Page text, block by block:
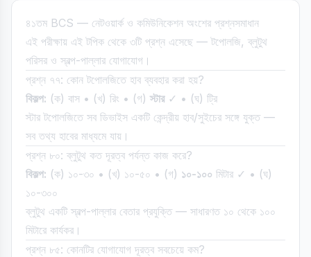
৪১তম BCS — নেটওয়ার্ক ও কমিউনিকেশন অংশের প্রশ্নসমাধান
এই পরীক্ষায় এই টপিক থেকে ৩টি প্রশ্ন এসেছে — টপোলজি, ব্লুটুথ
পরিসর ও স্বল্প-পাল্লার যোগাযোগ।
প্রশ্ন ৭৭: কোন টপোলজিতে হাব ব্যবহার করা হয়?
বিকল্প: (ক) বাস • (খ) রিং • (গ) স্টার✓ • (ঘ) ট্রি
স্টার টপোলজিতে সব ডিভাইস একটি কেন্দ্রীয় হাব/সুইচের সঙ্গে যুক্ত —
সব তথ্য হাবের মাধ্যমে যায়।
প্রশ্ন ৮০: ব্লুটুথ কত দূরত্ব পর্যন্ত কাজ করে?
বিকল্প: (ক) ১০-৩০ • (খ) ১০-৫০ • (গ) ১০-১০০ মিটার ✓ • (ঘ)
১০-৩০০
ব্লুটুথ একটি স্বল্প-পাল্লার বেতার প্রযুক্তি — সাধারণত ১০ থেকে ১০০
মিটারে কার্যকর।
প্রশ্ন ৮৫: কোনটির যোগাযোগ দূরত্ব সবচেয়ে কম?